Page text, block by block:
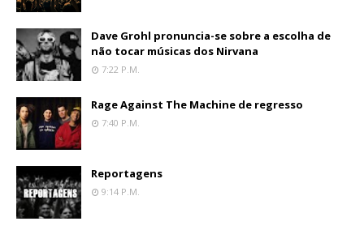
Dave Grohl pronuncia-se sobre a escolha de
não tocar músicas dos Nirvana
7:22 P.m.
Rage Against The Machine de regresso
7:40 P.m.
Reportagens
9:14 P.m.